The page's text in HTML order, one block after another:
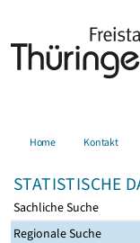
Home Kontakt
STATISTISCHE
Sachliche Suche
Regionale Suche